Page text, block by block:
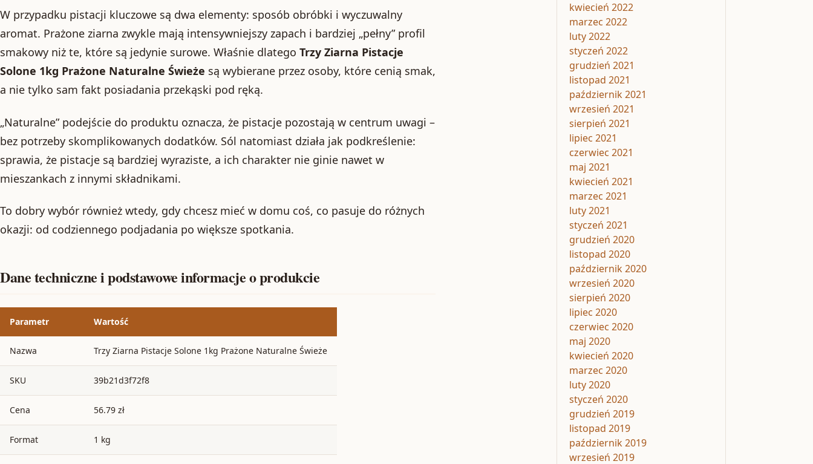
W przypadku pistacji kluczowe są dwa elementy: sposób obróbki i wyczuwalny
aromat. Prażone ziarna zwykle mają intensywniejszy zapach i bardziej „pełny” profil
smakowy niż te, które są jedynie surowe. Właśnie dlatego Trzy Ziarna Pistacje
Solone 1kg Prażone Naturalne Świeże są wybierane przez osoby, które cenią smak,
a nie tylko sam fakt posiadania przekąski pod ręką.
„Naturalne” podejście do produktu oznacza, że pistacje pozostają w centrum uwagi –
bez potrzeby skomplikowanych dodatków. Sól natomiast działa jak podkreślenie:
sprawia, że pistacje są bardziej wyraziste, a ich charakter nie ginie nawet w
mieszankach z innymi składnikami.
To dobry wybór również wtedy, gdy chcesz mieć w domu coś, co pasuje do różnych
okazji: od codziennego podjadania po większe spotkania.
Dane techniczne i podstawowe informacje o produkcie
Parametr Wartość
Nazwa Trzy Ziarna Pistacje Solone 1kg Prażone Naturalne Świeże
SKU 39b21d3f72f8
Cena 56.79 zł
Format 1 kg
kwiecień 2022
marzec 2022
luty 2022
styczeń 2022
grudzień 2021
listopad 2021
październik 2021
wrzesień 2021
sierpień 2021
lipiec 2021
czerwiec 2021
maj 2021
kwiecień 2021
marzec 2021
luty 2021
styczeń 2021
grudzień 2020
listopad 2020
październik 2020
wrzesień 2020
sierpień 2020
lipiec 2020
czerwiec 2020
maj 2020
kwiecień 2020
marzec 2020
luty 2020
styczeń 2020
grudzień 2019
listopad 2019
październik 2019
wrzesień 2019